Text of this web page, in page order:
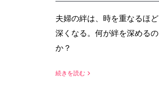
夫婦の絆は、時を重なるほど
深くなる。何が絆を深めるの
か？
続きを読む